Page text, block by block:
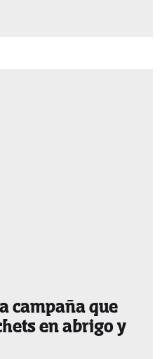
campaña que
en abrigo y